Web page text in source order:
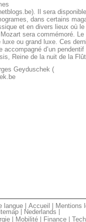
Il sera
dans certains
et en divers lieux où le
sera commémoré.
luxe ou grand luxe. Ces
accompagné d’un
Reine de la nuit de la
Geyduschek (
langue Accueil Mentions
Nederlands
Mobilité Finance